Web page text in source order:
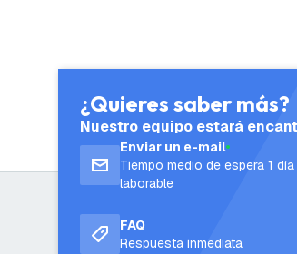
¿Quieres saber más?
Nuestro equipo estará
Enviar un e-mail
Tiempo medio de espera 1 día
laborable
FAQ
Respuesta inmediata